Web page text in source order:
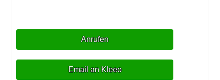
Anrufen
Email an Kleeo